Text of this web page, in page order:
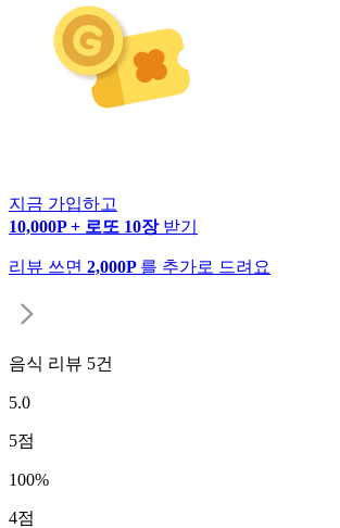
지금 가입하고
10,000P + 로또 10장 받기
리뷰 쓰면 2,000P 를 추가로 드려요
음식 리뷰 5건
5.0
5점
100%
4점